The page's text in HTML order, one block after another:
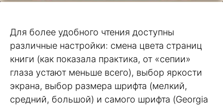
Для более удобного чтения доступны
различные настройки: смена цвета страниц
книги (как показала практика, от «сепии»
глаза устают меньше всего), выбор яркости
экрана, выбор размера шрифта (мелкий,
средний, большой) и самого шрифта (Georgia